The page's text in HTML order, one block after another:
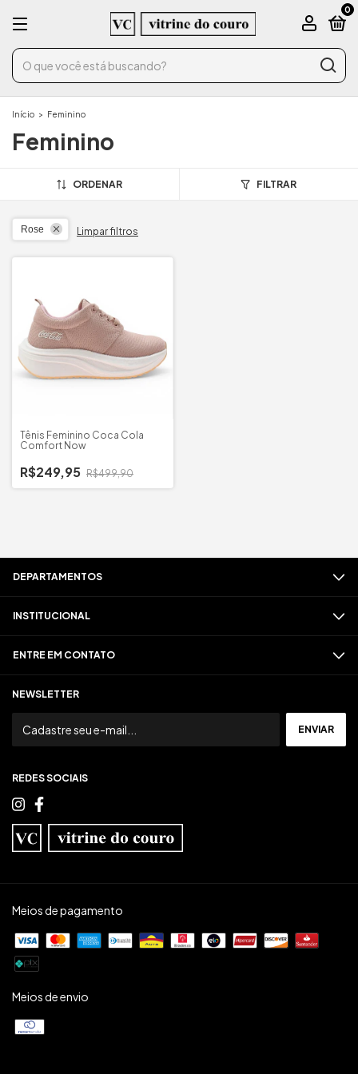
0
Início > Feminino
Feminino
ORDENAR FILTRAR
Rose Limpar filtros
Tênis Feminino Coca Cola
Comfort Now
R$249,95 R$499,90
DEPARTAMENTOS
INSTITUCIONAL
ENTRE EM CONTATO
NEWSLETTER
REDES SOCIAIS
Meios de pagamento
Meios de envio